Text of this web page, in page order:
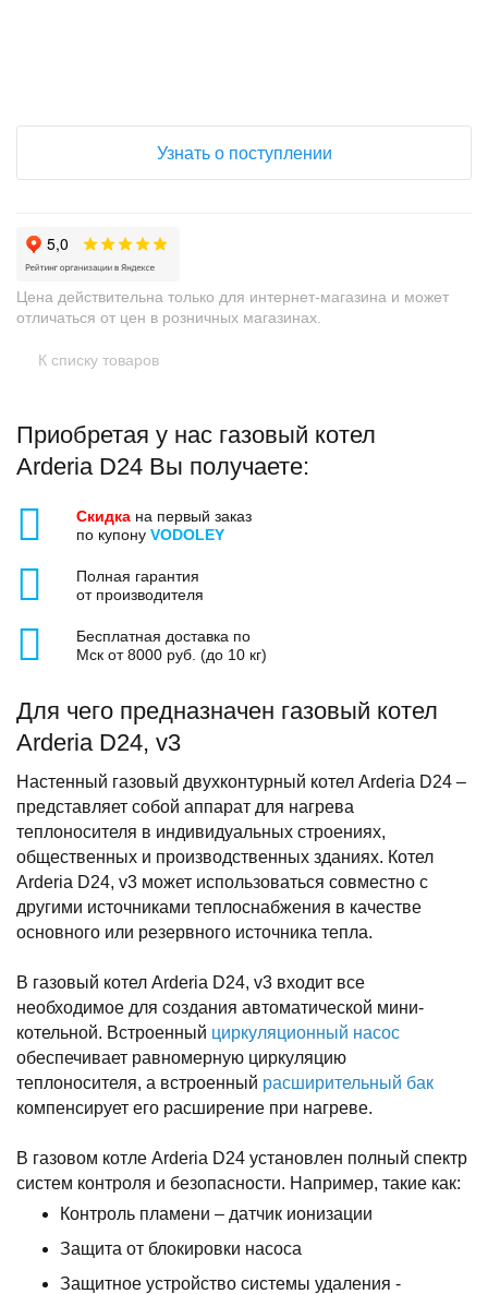
Узнать о поступлении
Цена действительна только для интернет-магазина и может
отличаться от цен в розничных магазинах.
К списку товаров
Приобретая у нас газовый котел
Arderia D24 Вы получаете:
Скидка на первый заказ
по купону VODOLEY
Полная гарантия
от производителя
Бесплатная доставка по
Мск от 8000 руб. (до 10 кг)
Для чего предназначен газовый котел
Arderia D24, v3
Настенный газовый двухконтурный котел Arderia D24 –
представляет собой аппарат для нагрева
теплоносителя в индивидуальных строениях,
общественных и производственных зданиях. Котел
Arderia D24, v3 может использоваться совместно с
другими источниками теплоснабжения в качестве
основного или резервного источника тепла.
В газовый котел Arderia D24, v3 входит все
необходимое для создания автоматической мини-
котельной. Встроенный циркуляционный насос
обеспечивает равномерную циркуляцию
теплоносителя, а встроенный расширительный бак
компенсирует его расширение при нагреве.
В газовом котле Arderia D24 установлен полный спектр
систем контроля и безопасности. Например, такие как:
Контроль пламени – датчик ионизации
Защита от блокировки насоса
Защитное устройство системы удаления -